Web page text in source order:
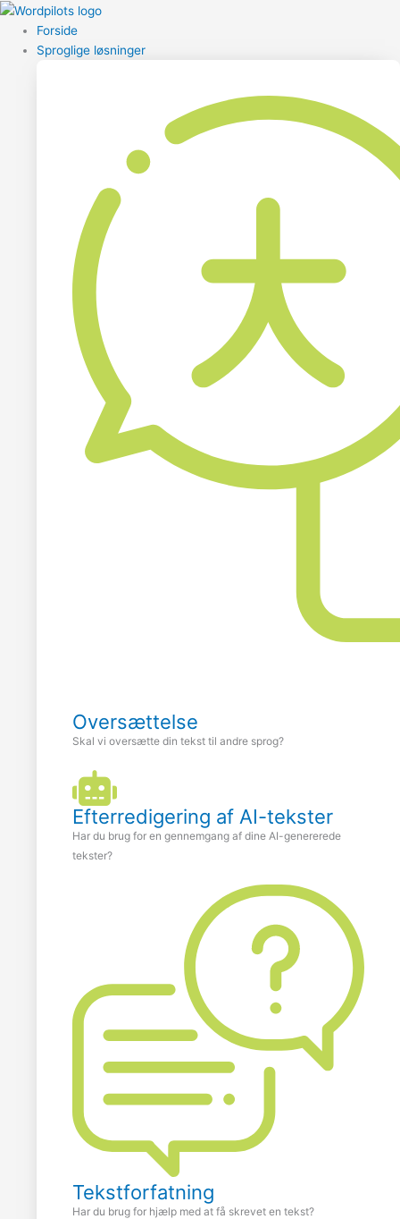
Forside
Sproglige løsninger
Oversættelse
Skal vi oversætte din tekst til andre sprog?
Efterredigering af AI-tekster
Har du brug for en gennemgang af dine AI-genererede
tekster?
Tekstforfatning
Har du brug for hjælp med at få skrevet en tekst?